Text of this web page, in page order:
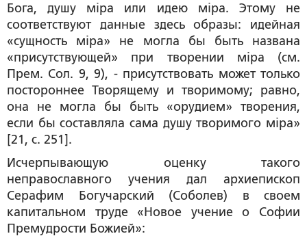
Бога, душу мiра или идею мiра. Этому не
соответствуют данные здесь образы: идейная
«сущность мiра» не могла бы быть названа
«присутствующей» при творении мiра (см.
Прем. Сол. 9, 9), - присутствовать может только
постороннее Творящему и творимому; равно,
она не могла бы быть «орудием» творения,
если бы составляла сама душу творимого мiра»
[21, с. 251].
Исчерпывающую оценку такого
неправославного учения дал архиепископ
Серафим Богучарский (Соболев) в своем
капитальном труде «Новое учение о Софии
Премудрости Божией»: